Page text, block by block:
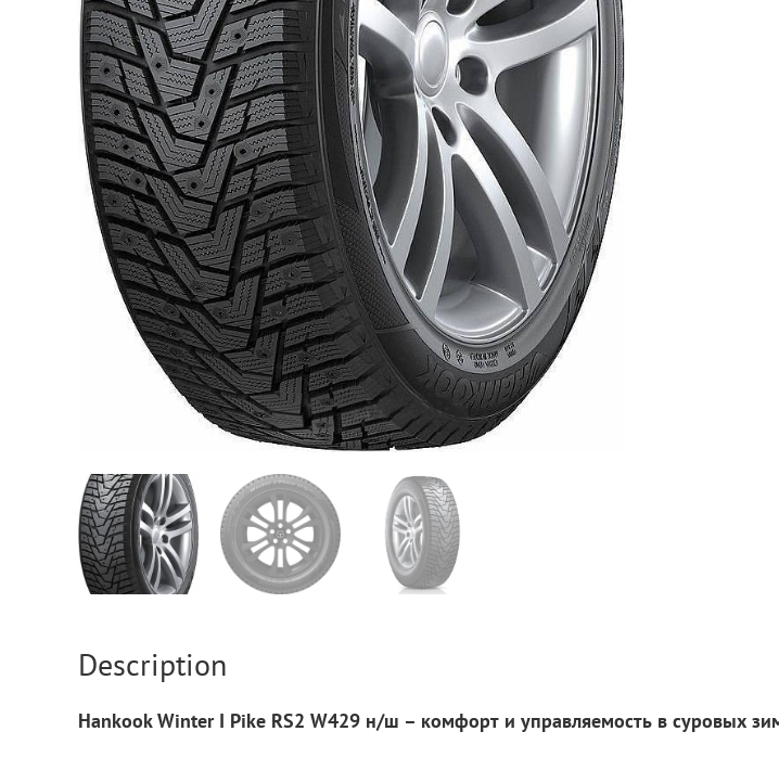
Description
Hankook Winter I Pike RS2 W429 н/ш – комфорт и управляемость в суровых